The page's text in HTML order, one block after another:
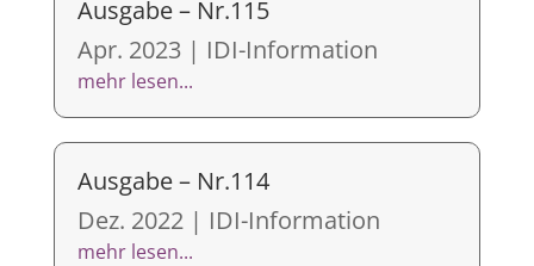
Ausgabe – Nr.115
Apr. 2023| IDI-Information
mehr lesen...
Ausgabe – Nr.114
Dez. 2022| IDI-Information
mehr lesen...